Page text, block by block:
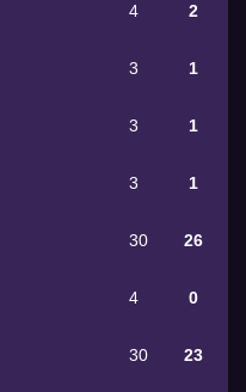
4 2
3 1
3 1
3 1
30 26
4 0
30 23